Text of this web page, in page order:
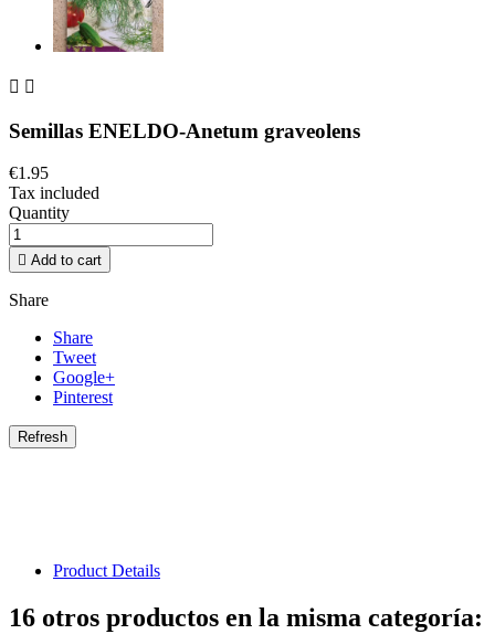
 
Semillas ENELDO-Anetum graveolens
€1.95
Tax included
Quantity
 Add to cart
Share
Share
Tweet
Google+
Pinterest
Product Details
16 otros productos en la misma categoría: